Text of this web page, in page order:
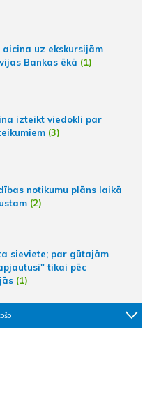
aicina uz ekskursijām
Bankas ēkā (1)
izteikt viedokli par
(3)
notikumu plāns laikā
(2)
sieviete; par gūtajām
tikai pēc
(1)